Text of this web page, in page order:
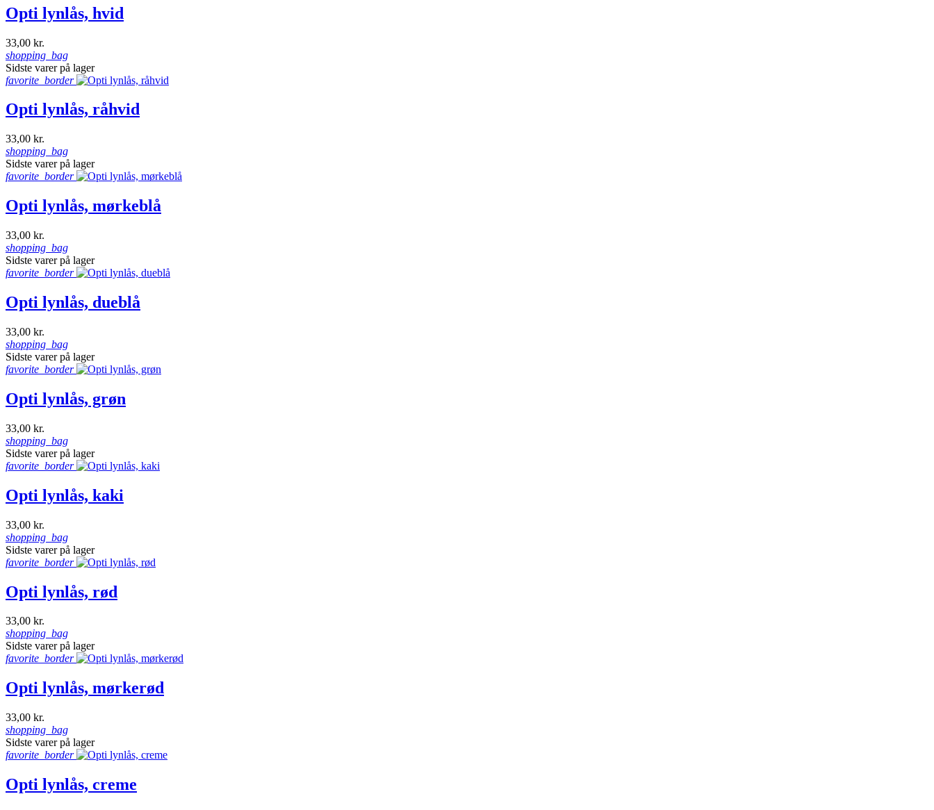
Opti lynlås, hvid
33,00 kr.
shopping_bag
Sidste varer på lager
favorite_border
Opti lynlås, råhvid
33,00 kr.
shopping_bag
Sidste varer på lager
favorite_border
Opti lynlås, mørkeblå
33,00 kr.
shopping_bag
Sidste varer på lager
favorite_border
Opti lynlås, dueblå
33,00 kr.
shopping_bag
Sidste varer på lager
favorite_border
Opti lynlås, grøn
33,00 kr.
shopping_bag
Sidste varer på lager
favorite_border
Opti lynlås, kaki
33,00 kr.
shopping_bag
Sidste varer på lager
favorite_border
Opti lynlås, rød
33,00 kr.
shopping_bag
Sidste varer på lager
favorite_border
Opti lynlås, mørkerød
33,00 kr.
shopping_bag
Sidste varer på lager
favorite_border
Opti lynlås, creme